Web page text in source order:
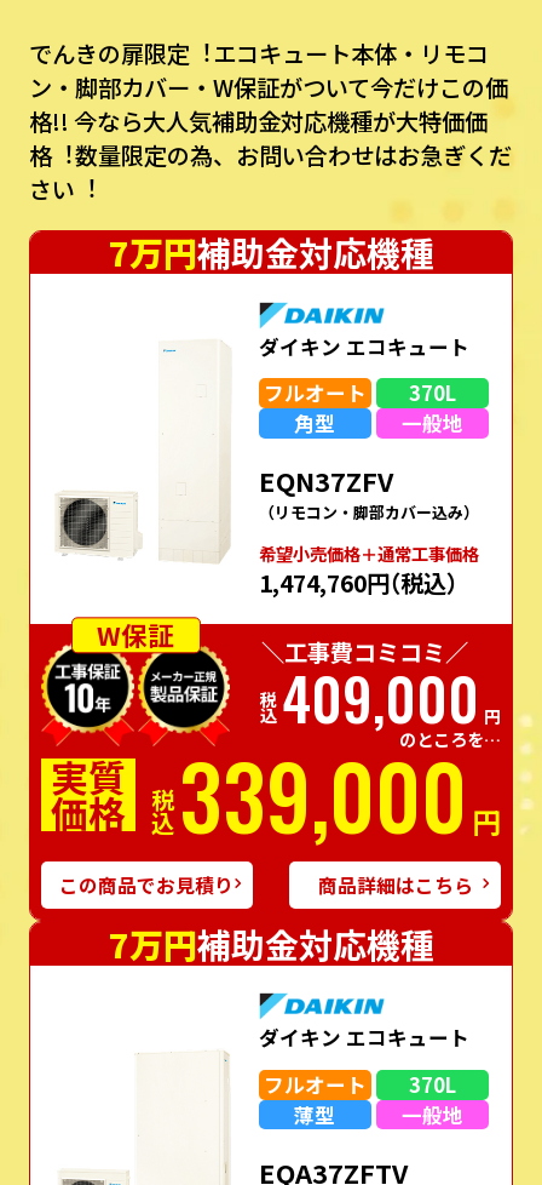
でんきの扉限定︕エコキュート本体・リモコ
ン・脚部カバー・W保証がついて今だけこの価
格!! 今なら⼤⼈気補助⾦対応機種が⼤特価価
格︕数量限定の為、お問い合わせはお急ぎくだ
さい︕
7万円補助金対応機種
ダイキン エコキュート
フルオート
370L
角型
一般地
EQN37ZFV
（リモコン・脚部カバー込み）
希望⼩売価格＋通常⼯事価格
1,474,760円（税込）
W保証
＼工事費コミコミ／
税込409,000 円
のところを…
実質
価格 税込339,000 円
この商品でお見積り 商品詳細はこちら
7万円補助金対応機種
ダイキン エコキュート
フルオート
370L
薄型
一般地
EQA37ZFTV